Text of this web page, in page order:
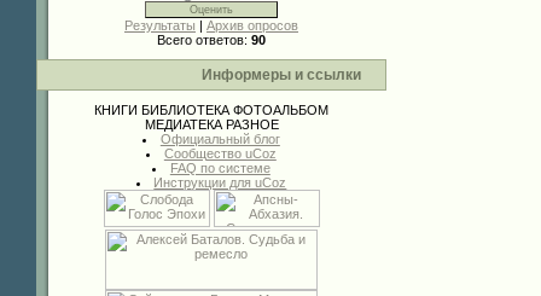
Результаты | Архив опросов
Всего ответов: 90
Информеры и ссылки
КНИГИ БИБЛИОТЕКА ФОТОАЛЬБОМ
МЕДИАТЕКА РАЗНОЕ
Официальный блог
Сообщество uCoz
FAQ по системе
Инструкции для uCoz